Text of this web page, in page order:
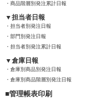
商品階層別発注累計日報
担当者日報
担当者別発注日報
部門別発注日報
担当者別発注累計日報
倉庫日報
倉庫別商品別発注日報
倉庫別商品階層別発注日報
管理帳表印刷